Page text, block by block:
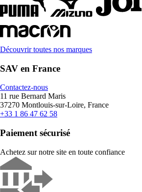
Découvrir toutes nos marques
SAV en France
Contactez-nous
11 rue Bernard Maris
37270 Montlouis-sur-Loire, France
+33 1 86 47 62 58
Paiement sécurisé
Achetez sur notre site en toute confiance